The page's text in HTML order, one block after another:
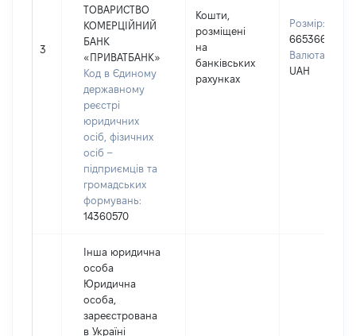
3
ТОВАРИСТВО
КОМЕРЦІЙНИЙ
БАНК
«ПРИВАТБАНК»
Код в Єдиному
державному
реєстрі
юридичних
осіб, фізичних
осіб –
підприємців та
громадських
формувань:
14360570
Кошти,
розміщені
на
банківських
рахунках
Розмір:
665366
Валюта:
UAH
Інша юридична
особа
Юридична
особа,
зареєстрована
в Україні